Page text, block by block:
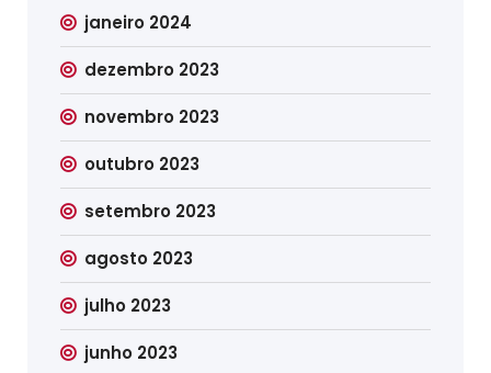
janeiro 2024
dezembro 2023
novembro 2023
outubro 2023
setembro 2023
agosto 2023
julho 2023
junho 2023